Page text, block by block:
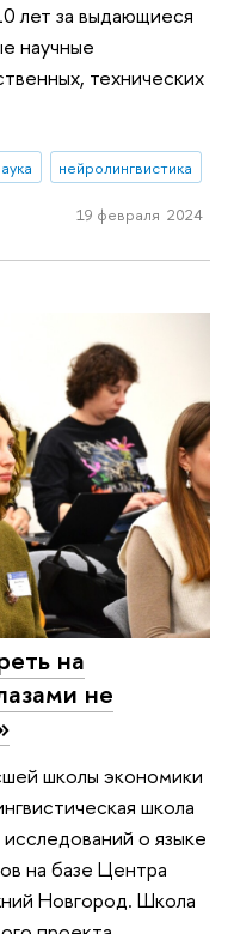
лет за выдающиеся
научные
технических
нейролингвистика
19 февраля 2024
на
не
школы экономики
школа
о языке
на базе Центра
Новгород. Школа